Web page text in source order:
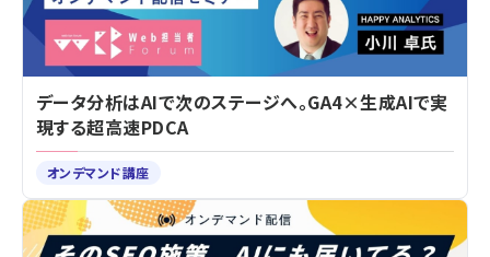
データ分析はAIで次のステージへ。GA4×生成AIで実
現する超高速PDCA
オンデマンド講座